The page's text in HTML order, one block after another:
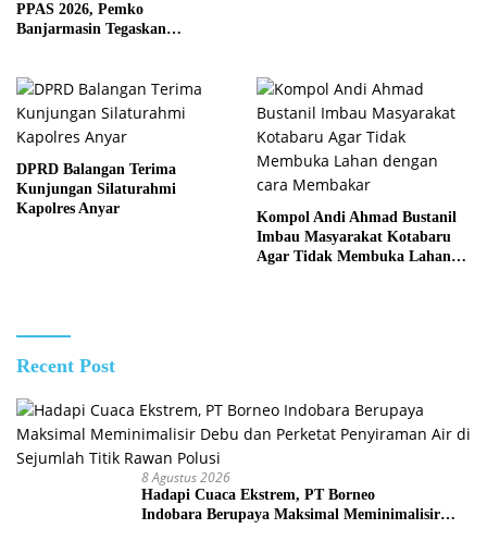
PPAS 2026, Pemko
Banjarmasin Tegaskan
DPRD Balangan Terima
Kunjungan Silaturahmi
Kapolres Anyar
Kompol Andi Ahmad Bustanil
Imbau Masyarakat Kotabaru
Agar Tidak Membuka Lahan
Recent Post
8 Agustus 2026
Hadapi Cuaca Ekstrem, PT Borneo
Indobara Berupaya Maksimal Meminimalisir